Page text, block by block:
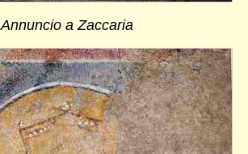
Annuncio a Zaccaria